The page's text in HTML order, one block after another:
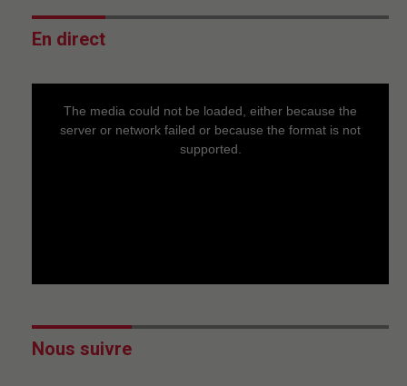
En direct
The media could not be loaded, either because the
server or network failed or because the format is not
supported.
Nous suivre